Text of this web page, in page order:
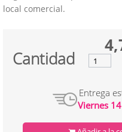
local comercial.
Cantidad
Entrega
Viernes